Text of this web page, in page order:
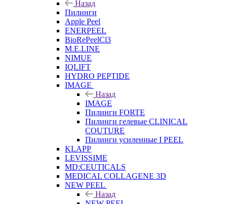
Назад
Пилинги
Apple Peel
ENERPEEL
BioRePeelCl3
M.E.LINE
NIMUE
IQLIFT
HYDRO PEPTIDE
IMAGE
Назад
IMAGE
Пилинги FORTE
Пилинги гелевые CLINICAL
COUTURE
Пилинги усиленные I PEEL
KLAPP
LEVISSIME
MD:CEUTICALS
MEDICAL COLLAGENE 3D
NEW PEEL
Назад